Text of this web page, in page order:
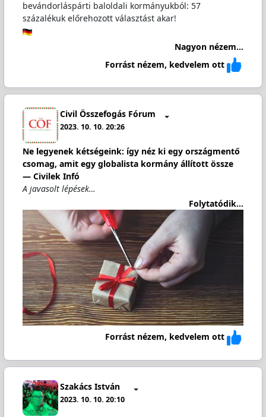
bevándorláspárti baloldali kormányukból: 57
százalékuk előrehozott választást akar!
Nagyon nézem...
Forrást nézem, kedvelem ott
Civil Összefogás Fórum
2023. 10. 10. 20:26
Ne legyenek kétségeink: így néz ki egy országmentő
csomag, amit egy globalista kormány állított össze
— Civilek Infó
A javasolt lépések…
Folytatódik...
Forrást nézem, kedvelem ott
Szakács István
2023. 10. 10. 20:10